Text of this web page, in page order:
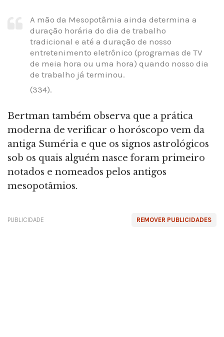
A mão da Mesopotâmia ainda determina a
duração horária do dia de trabalho
tradicional e até a duração de nosso
entretenimento eletrônico (programas de TV
de meia hora ou uma hora) quando nosso dia
de trabalho já terminou.
(334).
Bertman também observa que a prática
moderna de verificar o horóscopo vem da
antiga Suméria e que os signos astrológicos
sob os quais alguém nasce foram primeiro
notados e nomeados pelos antigos
mesopotâmios.
REMOVER PUBLICIDADES
PUBLICIDADE